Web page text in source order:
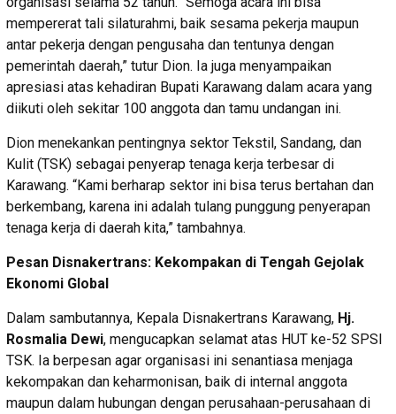
mempererat tali silaturahmi, baik sesama pekerja maupun
antar pekerja dengan pengusaha dan tentunya dengan
pemerintah daerah,” tutur Dion. Ia juga menyampaikan
apresiasi atas kehadiran Bupati Karawang dalam acara yang
diikuti oleh sekitar 100 anggota dan tamu undangan ini.
Dion menekankan pentingnya sektor Tekstil, Sandang, dan
Kulit (TSK) sebagai penyerap tenaga kerja terbesar di
Karawang. “Kami berharap sektor ini bisa terus bertahan dan
berkembang, karena ini adalah tulang punggung penyerapan
tenaga kerja di daerah kita,” tambahnya.
Pesan Disnakertrans: Kekompakan di Tengah Gejolak
Ekonomi Global
Dalam sambutannya, Kepala Disnakertrans Karawang, Hj.
Rosmalia Dewi, mengucapkan selamat atas HUT ke-52 SPSI
TSK. Ia berpesan agar organisasi ini senantiasa menjaga
kekompakan dan keharmonisan, baik di internal anggota
maupun dalam hubungan dengan perusahaan-perusahaan di